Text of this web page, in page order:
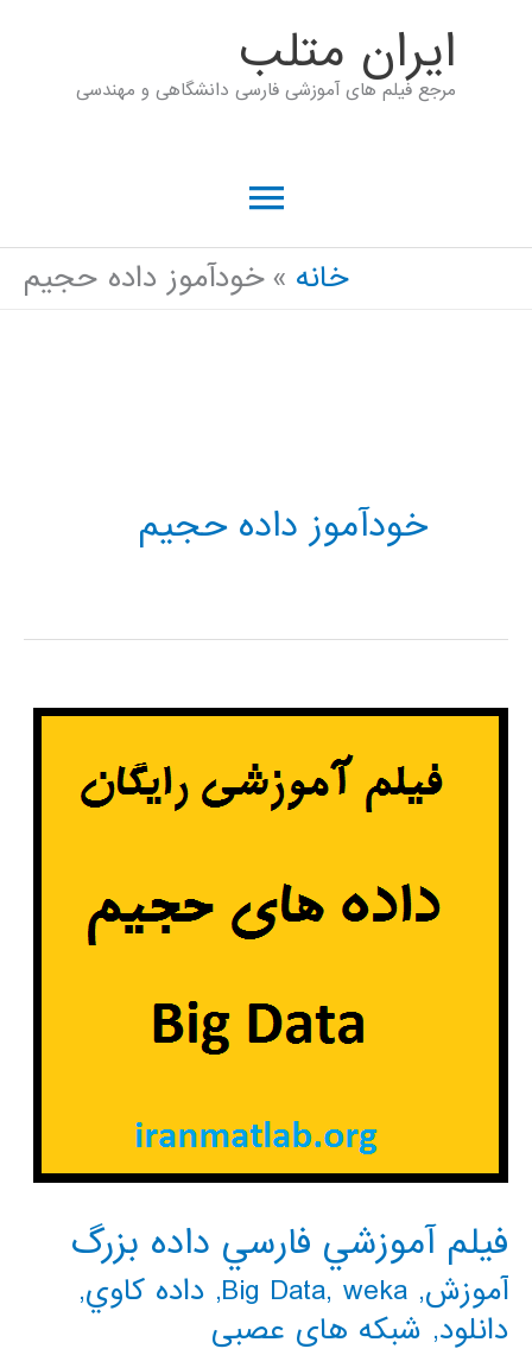
ايران متلب
مرجع فیلم های آموزشی فارسی دانشگاهی و مهندسی
فهرست
اصلی خانه خودآموز داده حجيم
خودآموز داده حجيم
فيلم آموزشي فارسي داده بزرگ
آموزش,
Big Data, weka
, داده كاوي,
دانلود, شبکه های عصبی